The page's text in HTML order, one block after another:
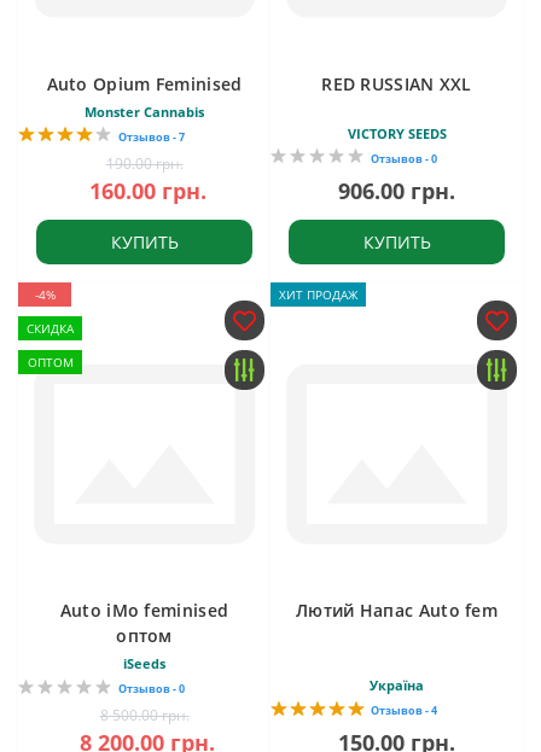
Auto Opium Feminised
Monster Cannabis
Отзывов - 7
190.00 грн.
160.00 грн.
КУПИТЬ
RED RUSSIAN XXL
VICTORY SEEDS
Отзывов - 0
906.00 грн.
КУПИТЬ
-4%
СКИДКА
ОПТОМ
Auto iMo feminised
оптом
iSeeds
Отзывов - 0
8 500.00 грн.
8 200.00 грн.
ХИТ ПРОДАЖ
Лютий Напас Auto fem
Україна
Отзывов - 4
150.00 грн.